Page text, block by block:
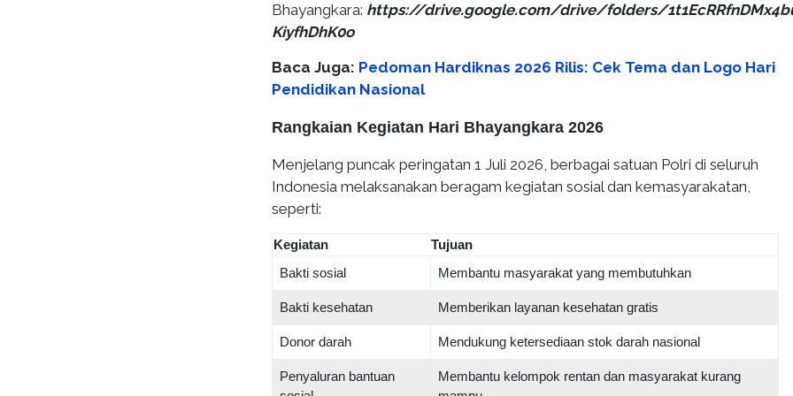
Bhayangkara: https://drive.google.com/drive/folders/
KiyfhDhK0o
Baca Juga: Pedoman Hardiknas 2026 Rilis: Cek Tema dan Logo Hari
Pendidikan Nasional
Rangkaian Kegiatan Hari Bhayangkara 2026
Menjelang puncak peringatan 1 Juli 2026, berbagai satuan Polri di seluruh
Indonesia melaksanakan beragam kegiatan sosial dan kemasyarakatan,
seperti:
Kegiatan
Tujuan
Bakti sosial
Membantu masyarakat yang membutuhkan
Bakti kesehatan Memberikan layanan kesehatan gratis
Donor darah Mendukung ketersediaan stok darah nasional
Penyaluran bantuan
Membantu kelompok rentan dan masyarakat kurang